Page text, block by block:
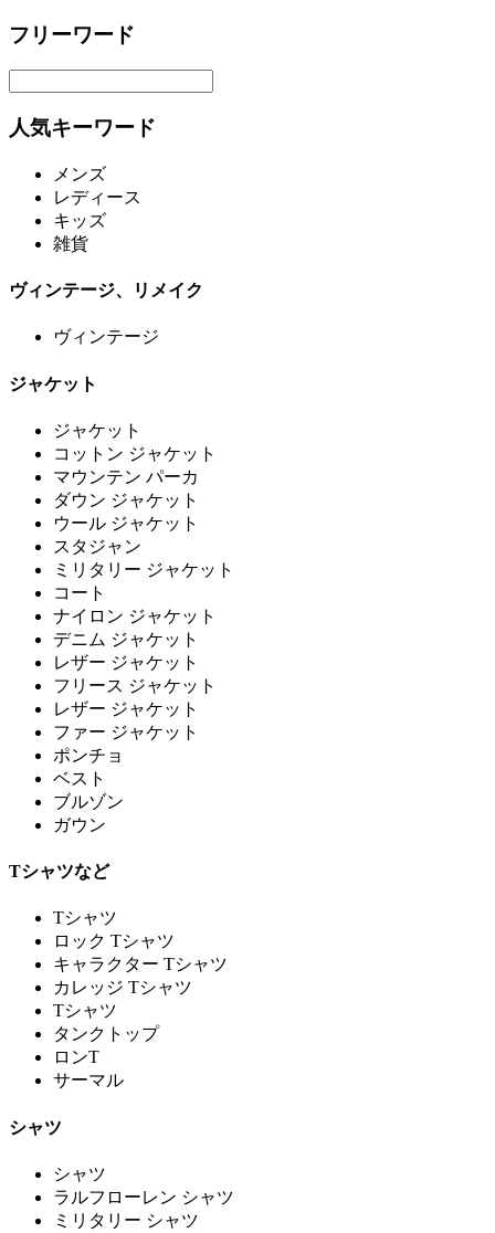
フリーワード
人気キーワード
メンズ
レディース
キッズ
雑貨
ヴィンテージ、リメイク
ヴィンテージ
ジャケット
ジャケット
コットン ジャケット
マウンテン パーカ
ダウン ジャケット
ウール ジャケット
スタジャン
ミリタリー ジャケット
コート
ナイロン ジャケット
デニム ジャケット
レザー ジャケット
フリース ジャケット
レザー ジャケット
ファー ジャケット
ポンチョ
ベスト
ブルゾン
ガウン
Tシャツなど
Tシャツ
ロック Tシャツ
キャラクター Tシャツ
カレッジ Tシャツ
Tシャツ
タンクトップ
ロンT
サーマル
シャツ
シャツ
ラルフローレン シャツ
ミリタリー シャツ